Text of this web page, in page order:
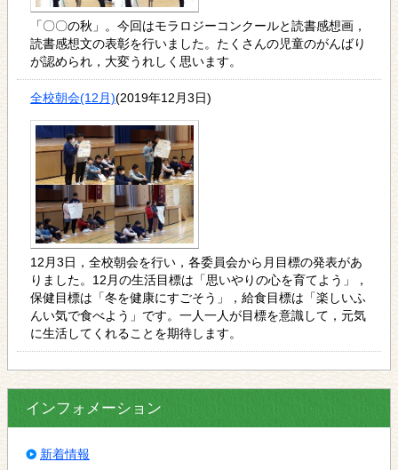
「〇〇の秋」。今回はモラロジーコンクールと読書感想画，
読書感想文の表彰を行いました。たくさんの児童のがんばり
が認められ，大変うれしく思います。
全校朝会(12月)(2019年12月3日)
12月3日，全校朝会を行い，各委員会から月目標の発表があ
りました。12月の生活目標は「思いやりの心を育てよう」，
保健目標は「冬を健康にすごそう」，給食目標は「楽しいふ
んい気で食べよう」です。一人一人が目標を意識して，元気
に生活してくれることを期待します。
インフォメーション
新着情報